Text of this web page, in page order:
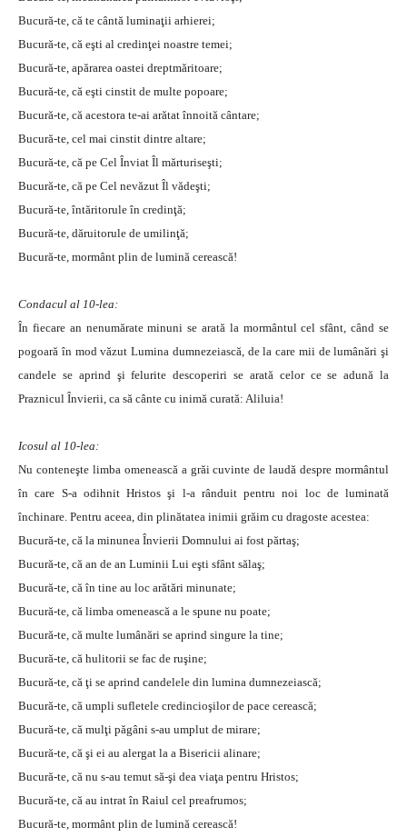
Bucură-te, că te cântă luminaţii arhierei;
Bucură-te, că eşti al credinţei noastre temei;
Bucură-te, apărarea oastei dreptmăritoare;
Bucură-te, că eşti cinstit de multe popoare;
Bucură-te, că acestora te-ai arătat înnoită cântare;
Bucură-te, cel mai cinstit dintre altare;
Bucură-te, că pe Cel Înviat Îl mărturiseşti;
Bucură-te, că pe Cel nevăzut Îl vădeşti;
Bucură-te, întăritorule în credinţă;
Bucură-te, dăruitorule de umilinţă;
Bucură-te, mormânt plin de lumină cerească!
Condacul al 10-lea:
În fiecare an nenumărate minuni se arată la mormântul cel sfânt, când se
pogoară în mod văzut Lumina dumnezeiască, de la care mii de lumânări şi
candele se aprind şi felurite descoperiri se arată celor ce se adună la
Praznicul Învierii, ca să cânte cu inimă curată: Aliluia!
Icosul al 10-lea:
Nu conteneşte limba omenească a grăi cuvinte de laudă despre mormântul
în care S-a odihnit Hristos şi l-a rânduit pentru noi loc de luminată
închinare. Pentru aceea, din plinătatea inimii grăim cu dragoste acestea:
Bucură-te, că la minunea Învierii Domnului ai fost părtaş;
Bucură-te, că an de an Luminii Lui eşti sfânt sălaş;
Bucură-te, că în tine au loc arătări minunate;
Bucură-te, că limba omenească a le spune nu poate;
Bucură-te, că multe lumânări se aprind singure la tine;
Bucură-te, că hulitorii se fac de ruşine;
Bucură-te, că ţi se aprind candelele din lumina dumnezeiască;
Bucură-te, că umpli sufletele credincioşilor de pace cerească;
Bucură-te, că mulţi păgâni s-au umplut de mirare;
Bucură-te, că şi ei au alergat la a Bisericii alinare;
Bucură-te, că nu s-au temut să-şi dea viaţa pentru Hristos;
Bucură-te, că au intrat în Raiul cel preafrumos;
Bucură-te, mormânt plin de lumină cerească!